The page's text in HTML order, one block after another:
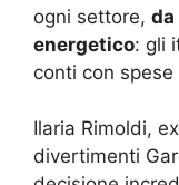
ogni settore, da
energetico: gli
conti con
Ilaria Rimoldi,
divertimenti